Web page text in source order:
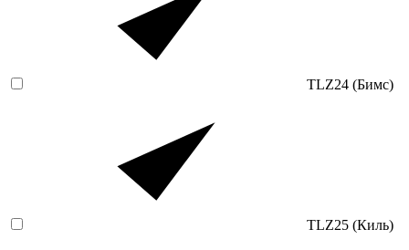
TLZ24 (Бимс)
TLZ25 (Киль)